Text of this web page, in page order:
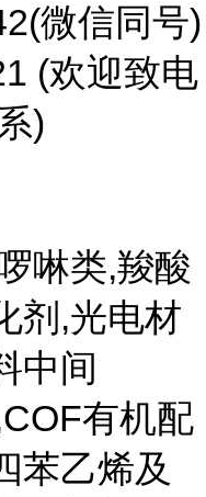
微信同号)
(欢迎致电
)
啉类,羧酸
剂,光电材
中间
有机配
苯乙烯及